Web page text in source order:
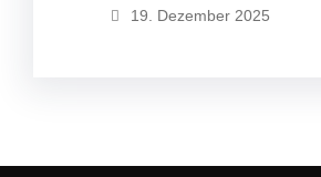
19. Dezember 2025